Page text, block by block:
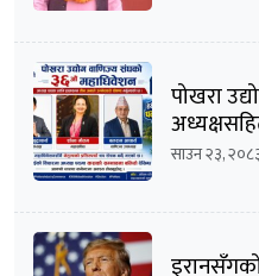
पोखरा
भिडन्तको
साउन २३,